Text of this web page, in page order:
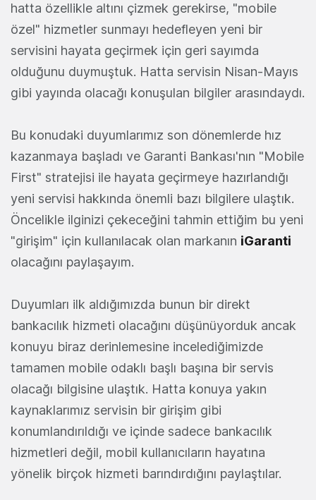
hatta özellikle altını çizmek gerekirse, "mobile
özel" hizmetler sunmayı hedefleyen yeni bir
servisini hayata geçirmek için geri sayımda
olduğunu duymuştuk. Hatta servisin Nisan-Mayıs
gibi yayında olacağı konuşulan bilgiler arasındaydı.
Bu konudaki duyumlarımız son dönemlerde hız
kazanmaya başladı ve Garanti Bankası'nın "Mobile
First" stratejisi ile hayata geçirmeye hazırlandığı
yeni servisi hakkında önemli bazı bilgilere ulaştık.
Öncelikle ilginizi çekeceğini tahmin ettiğim bu yeni
"girişim" için kullanılacak olan markanın iGaranti
olacağını paylaşayım.
Duyumları ilk aldığımızda bunun bir direkt
bankacılık hizmeti olacağını düşünüyorduk ancak
konuyu biraz derinlemesine incelediğimizde
tamamen mobile odaklı başlı başına bir servis
olacağı bilgisine ulaştık. Hatta konuya yakın
kaynaklarımız servisin bir girişim gibi
konumlandırıldığı ve içinde sadece bankacılık
hizmetleri değil, mobil kullanıcıların hayatına
yönelik birçok hizmeti barındırdığını paylaştılar.